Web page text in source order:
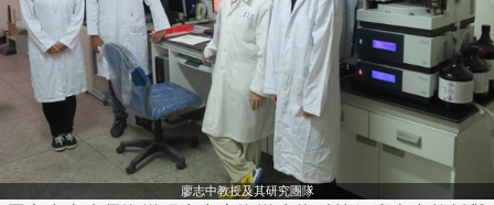
廖志中教授及其研究團隊